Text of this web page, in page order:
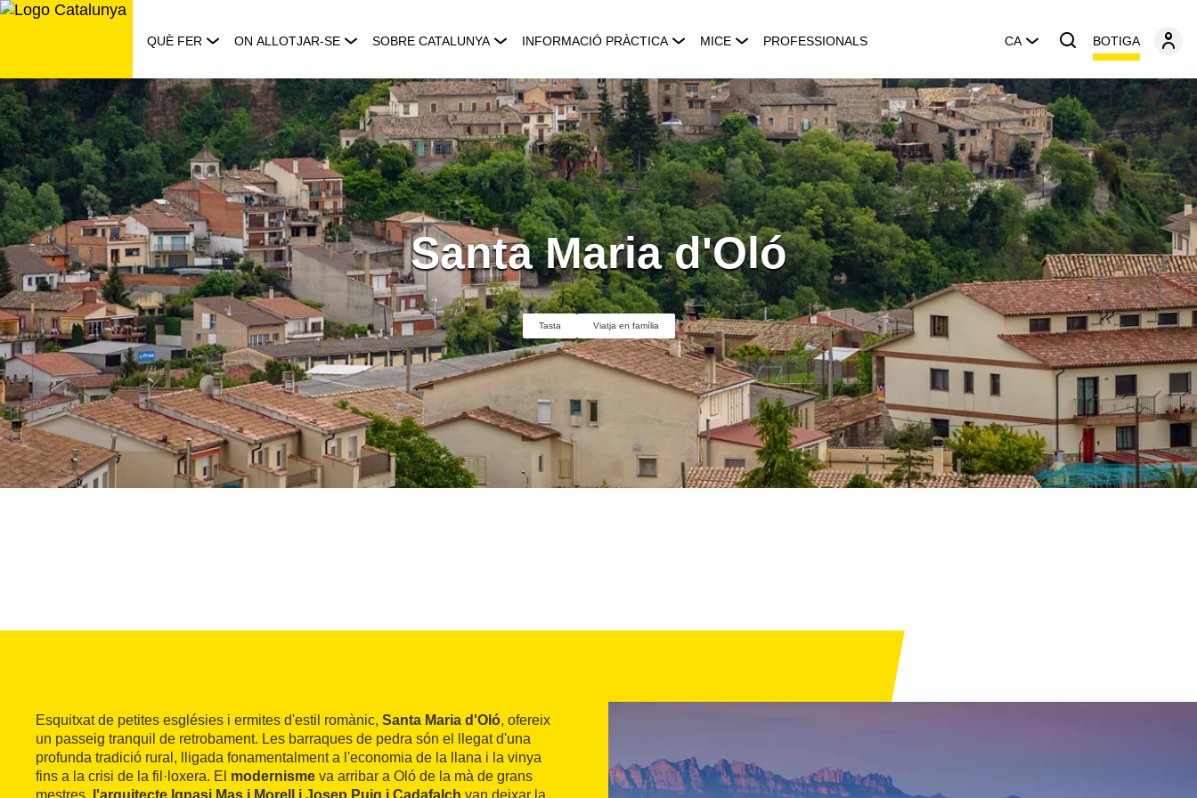
Saltar
QUÈ FER ON ALLOTJAR-SE SOBRE CATALUNYA INFORMACIÓ PRÀCTICA MICE PROFESSIONALS CA BOTIGA
Santa Maria d'Oló
Tasta Viatja en família
Esquitxat de petites esglésies i ermites d'estil romànic, Santa Maria d'Oló, ofereix
un passeig tranquil de retrobament. Les barraques de pedra són el llegat d'una
profunda tradició rural, lligada fonamentalment a l'economia de la llana i la vinya
fins a la crisi de la fil·loxera. El modernisme va arribar a Oló de la mà de grans
mestres,
l'arquitecte Ignasi Mas i Morell i Josep Puig i Cadafalch van deixar la